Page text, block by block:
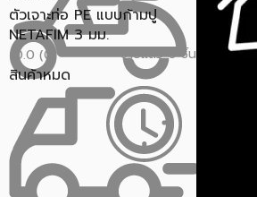
ตัวเจาะท่อ PE แบบก้ามปู
NETAFIM 3 มม.
0.0 (0) ขายแล้ว 0 ชิ้น
สินค้าหมด